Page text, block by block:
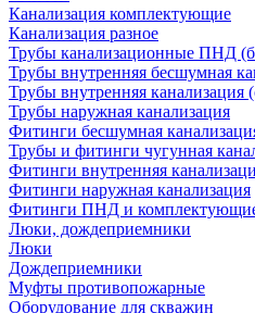
Канализация комплектующие
Канализация разное
Трубы канализационные ПНД
Трубы внутренняя бесшумная
Трубы внутренняя канализация
Трубы наружная канализация
Фитинги бесшумная
Трубы и фитинги чугунная
Фитинги внутренняя
Фитинги наружная канализация
Фитинги ПНД и комплектующие
Люки, дождеприемники
Люки
Дождеприемники
Муфты противопожарные
Оборудование для скважин